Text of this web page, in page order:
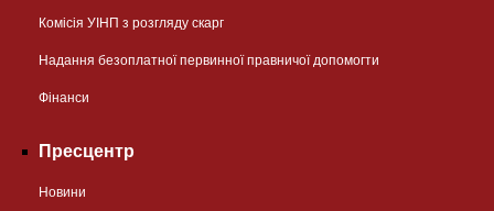
Комісія УІНП з розгляду скарг
Надання безоплатної первинної правничої допомогти
Фінанси
Пресцентр
Новини